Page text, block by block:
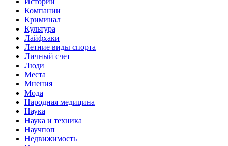
Компании
Криминал
Культура
Лайфхаки
Летние виды спорта
Личный счет
Люди
Места
Мнения
Мода
Народная медицина
Наука
Наука и техника
Научпоп
Недвижимость